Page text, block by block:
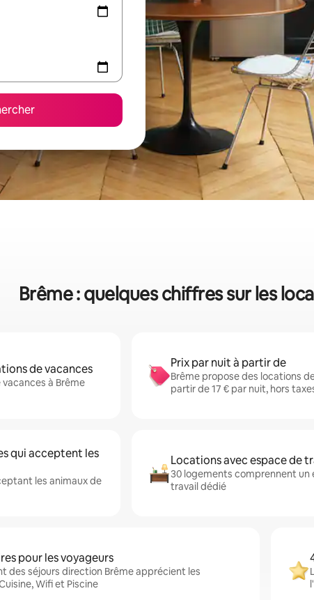
Brême : quelques chiffres sur les
de vacances
à Brême
Prix par nuit à partir de
Brême propose des locations
partir de 17 € par nuit, hors
qui acceptent les
les animaux de
Locations avec espace de
30 logements comprennent un
travail dédié
pour les voyageurs
des séjours direction Brême apprécient les
Wifi et Piscine